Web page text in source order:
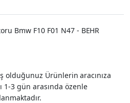
Bmw F10 F01 N47 - BEHR
Ürünlerin aracınıza
3 gün arasında özenle